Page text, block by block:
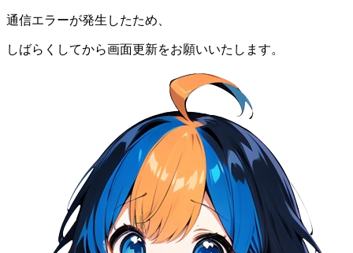
通信エラーが発生したため、
しばらくしてから画面更新をお願いいたします。